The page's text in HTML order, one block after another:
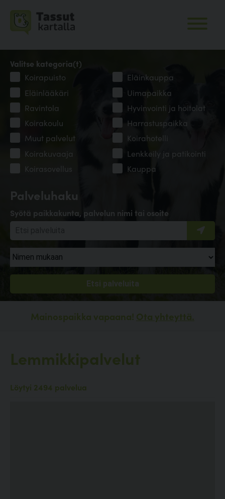
Palveluhaku
Syötä paikkakunta, palvelun nimi tai osoite
Valitse kategoria(t)
Koirapuisto
Eläinkauppa
Eläinlääkäri
Uimapaikka
Ravintola
Hyvinvointi ja hoitolat
Koirakoulu
Harrastuspaikka
Muut palvelut
Koirahotelli
Koirakuvaaja
Lenkkeily ja patikointi
Koirasovellus
Kauppa
Mainospaikka vapaana! Ota yhteyttä.
Lemmikkipalvelut
Löytyi 2494 palvelua